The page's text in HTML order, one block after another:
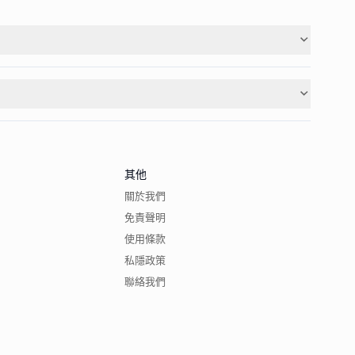
其他
關於我們
免責聲明
使用條款
私隱政策
聯絡我們